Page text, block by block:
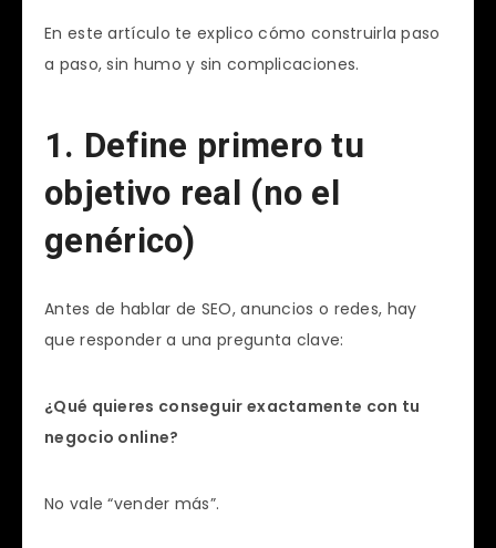
En este artículo te explico cómo construirla paso
a paso, sin humo y sin complicaciones.
1. Define primero tu
objetivo real (no el
genérico)
Antes de hablar de SEO, anuncios o redes, hay
que responder a una pregunta clave:
¿Qué quieres conseguir exactamente con tu
negocio online?
No vale “vender más”.